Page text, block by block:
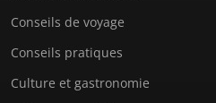
Conseils de voyage
Conseils pratiques
Culture et gastronomie